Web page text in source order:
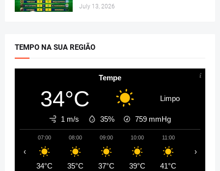
July 13, 2026
TEMPO NA SUA REGIÃO
Tempe
34°C Limpo
1 m/s 35% 759 mmHg
07:00
34°C
08:00
35°C
09:00
37°C
10:00
39°C
11:00
41°C
‹ ›